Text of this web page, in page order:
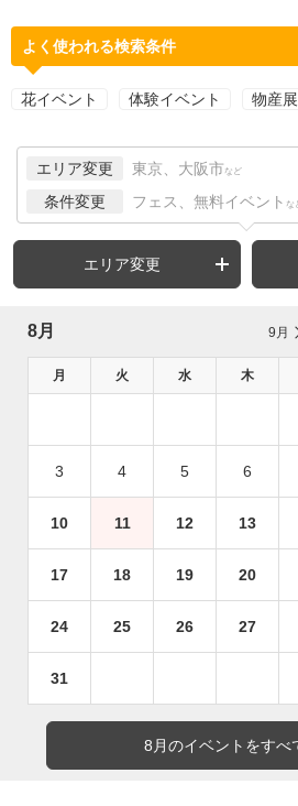
よく使われる検索条件
花イベント 体験イベント 物産
エリア変更 東京、大阪市 など
条件変更 フェス、無料イベント な
エリア変更
8月 9月
月 火 水 木
3 4 5 6
10 11 12 13
17 18 19 20
24 25 26 27
31
8月のイベントをすべ